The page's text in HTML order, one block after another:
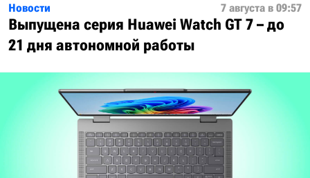
Новости 7 августа в 09:57
Выпущена серия Huawei Watch GT 7 – до
21 дня автономной работы